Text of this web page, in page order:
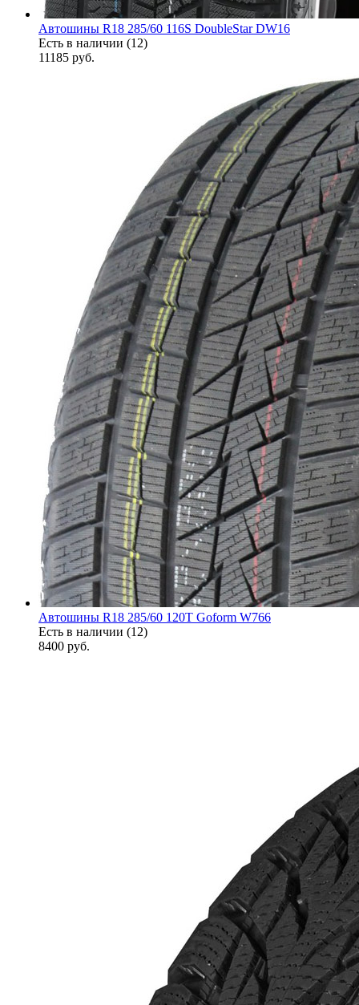
Автошины R18 285/60 116S DoubleStar DW16
Есть в наличии (12)
11185 руб.
Автошины R18 285/60 120T Goform W766
Есть в наличии (12)
8400 руб.